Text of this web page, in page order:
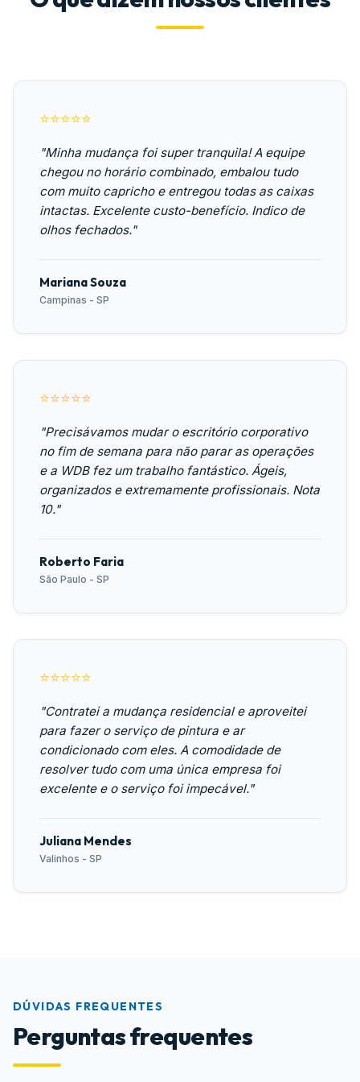
⭐⭐⭐⭐⭐
"Minha mudança foi super tranquila! A equipe
chegou no horário combinado, embalou tudo
com muito capricho e entregou todas as caixas
intactas. Excelente custo-benefício. Indico de
olhos fechados."
Mariana Souza
Campinas - SP
⭐⭐⭐⭐⭐
"Precisávamos mudar o escritório corporativo
no fim de semana para não parar as operações
e a WDB fez um trabalho fantástico. Ágeis,
organizados e extremamente profissionais. Nota
10."
Roberto Faria
São Paulo - SP
⭐⭐⭐⭐⭐
"Contratei a mudança residencial e aproveitei
para fazer o serviço de pintura e ar
condicionado com eles. A comodidade de
resolver tudo com uma única empresa foi
excelente e o serviço foi impecável."
Juliana Mendes
Valinhos - SP
DÚVIDAS FREQUENTES
Perguntas frequentes